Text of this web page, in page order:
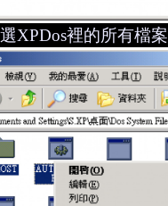
XPDos裡的所有檔案